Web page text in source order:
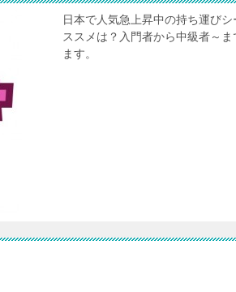
日本で人気急上昇中の持ち運び
ススメは？入門者から中級者～
ます。